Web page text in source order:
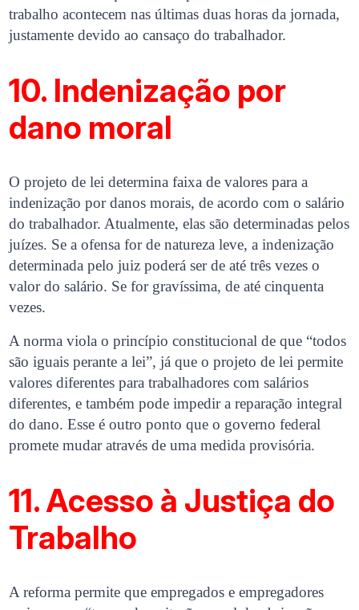
trabalho acontecem nas últimas duas horas da jornada,
justamente devido ao cansaço do trabalhador.
10. Indenização por
dano moral
O projeto de lei determina faixa de valores para a
indenização por danos morais, de acordo com o salário
do trabalhador. Atualmente, elas são determinadas pelos
juízes. Se a ofensa for de natureza leve, a indenização
determinada pelo juiz poderá ser de até três vezes o
valor do salário. Se for gravíssima, de até cinquenta
vezes.
A norma viola o princípio constitucional de que “todos
são iguais perante a lei”, já que o projeto de lei permite
valores diferentes para trabalhadores com salários
diferentes, e também pode impedir a reparação integral
do dano. Esse é outro ponto que o governo federal
promete mudar através de uma medida provisória.
11. Acesso à Justiça do
Trabalho
A reforma permite que empregados e empregadores